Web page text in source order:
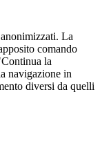
La
comando
la
navigazione in
diversi da quelli